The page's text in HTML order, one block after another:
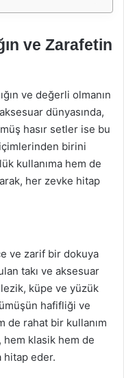
ve Zarafetin
ve değerli olmanın
dünyasında,
hasır setler ise bu
birini
kullanıma hem de
her zevke hitap
ve zarif bir dokuya
takı ve aksesuar
küpe ve yüzük
hafifliği ve
de rahat bir kullanım
hem klasik hem de
hitap eder.